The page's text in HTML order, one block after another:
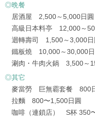
◎晩餐
居酒屋 2,500～5,000日圓
高級日本料亭 12,000～
迴轉壽司 1,500～3,000日
鐵板燒 10,000～30,000日
涮肉・牛肉火鍋 3,500～
◎其它
麥當勞 巨無霸套餐 800
拉麵 800〜1,500日圓
咖啡（連鎖店） S杯 350